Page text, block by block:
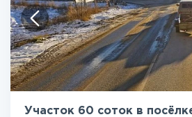
Участок 60 соток в